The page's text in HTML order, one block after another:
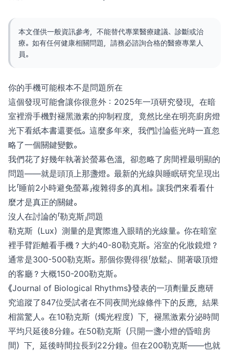
本文僅供一般資訊參考，不能替代專業醫療建議、診斷或治
療。如有任何健康相關問題，請務必諮詢合格的醫療專業人
員。
你的手機可能根本不是問題所在
這個發現可能會讓你很意外：2025年一項研究發現，在暗
室裡滑手機對褪黑激素的抑制程度，竟然比坐在明亮廚房燈
光下看紙本書還要低。這麼多年來，我們討論藍光時一直忽
略了一個關鍵變數。
我們花了好幾年執著於螢幕色溫，卻忽略了房間裡最明顯的
問題——就是頭頂上那盞燈。最新的光線與睡眠研究呈現出
比「睡前2小時避免螢幕」複雜得多的真相。讓我們來看看什
麼才是真正的關鍵。
沒人在討論的「勒克斯」問題
勒克斯（Lux）測量的是實際進入眼睛的光線量。你在暗室
裡手臂距離看手機？大約40-80勒克斯。浴室的化妝鏡燈？
通常是300-500勒克斯。那個你覺得很「放鬆」、開著吸頂燈
的客廳？大概150-200勒克斯。
《Journal of Biological Rhythms》發表的一項劑量反應研
究追蹤了847位受試者在不同夜間光線條件下的反應，結果
相當驚人。在10勒克斯（燭光程度）下，褪黑激素分泌時間
平均只延後8分鐘。在50勒克斯（只開一盞小燈的昏暗房
間）下，延後時間拉長到22分鐘。但在200勒克斯——也就